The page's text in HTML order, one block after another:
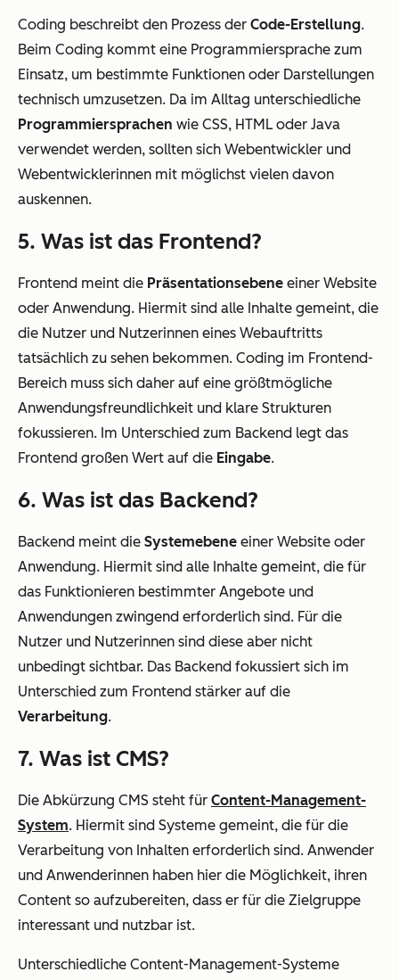
Coding beschreibt den Prozess der Code-Erstellung.
Beim Coding kommt eine Programmiersprache zum
Einsatz, um bestimmte Funktionen oder Darstellungen
technisch umzusetzen. Da im Alltag unterschiedliche
Programmiersprachen wie CSS, HTML oder Java
verwendet werden, sollten sich Webentwickler und
Webentwicklerinnen mit möglichst vielen davon
auskennen.
5. Was ist das Frontend?
Frontend meint die Präsentationsebene einer Website
oder Anwendung. Hiermit sind alle Inhalte gemeint, die
die Nutzer und Nutzerinnen eines Webauftritts
tatsächlich zu sehen bekommen. Coding im Frontend-
Bereich muss sich daher auf eine größtmögliche
Anwendungsfreundlichkeit und klare Strukturen
fokussieren. Im Unterschied zum Backend legt das
Frontend großen Wert auf die Eingabe.
6. Was ist das Backend?
Backend meint die Systemebene einer Website oder
Anwendung. Hiermit sind alle Inhalte gemeint, die für
das Funktionieren bestimmter Angebote und
Anwendungen zwingend erforderlich sind. Für die
Nutzer und Nutzerinnen sind diese aber nicht
unbedingt sichtbar. Das Backend fokussiert sich im
Unterschied zum Frontend stärker auf die
Verarbeitung.
7. Was ist CMS?
Die Abkürzung CMS steht für Content-Management-
System. Hiermit sind Systeme gemeint, die für die
Verarbeitung von Inhalten erforderlich sind. Anwender
und Anwenderinnen haben hier die Möglichkeit, ihren
Content so aufzubereiten, dass er für die Zielgruppe
interessant und nutzbar ist.
Unterschiedliche Content-Management-Systeme